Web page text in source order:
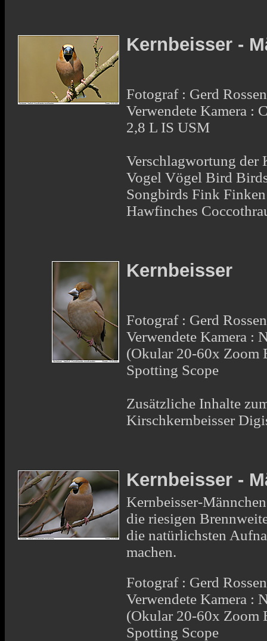
Kernbeisser -
Fotograf : Gerd Rossen
Verwendete Kamera :
2,8 L IS USM
Verschlagwortung der
Vogel Vögel Bird
Songbirds Fink
Hawfinches
Kernbeisser
Fotograf : Gerd Rossen
Verwendete Kamera :
(Okular 20-60x Zoom
Spotting Scope
Zusätzliche Inhalte
Kirschkernbeisser
Kernbeisser -
Kernbeisser-
die riesigen
die natürlichsten
machen.
Fotograf : Gerd Rossen
Verwendete Kamera :
(Okular 20-60x Zoom
Spotting Scope